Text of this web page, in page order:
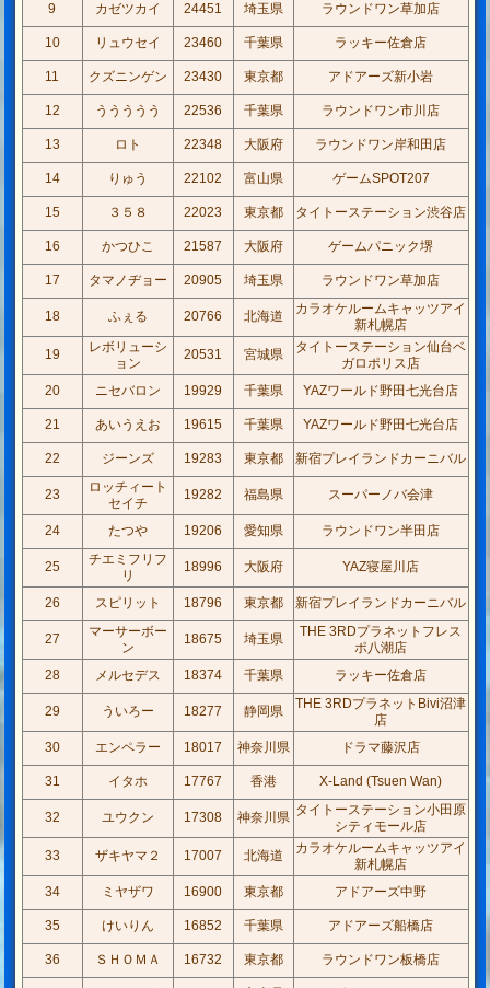
9
カゼツカイ 24451 埼玉県 ラウンドワン草加店
10 リュウセイ 23460 千葉県 ラッキー佐倉店
11 クズニンゲン 23430 東京都 アドアーズ新小岩
12 ううううう 22536 千葉県 ラウンドワン市川店
13 ロト 22348 大阪府 ラウンドワン岸和田店
14 りゅう 22102 富山県 ゲームSPOT207
15 ３５８ 22023 東京都 タイトーステーション渋谷店
16 かつひこ 21587 大阪府 ゲームパニック堺
17 タマノヂョー 20905 埼玉県 ラウンドワン草加店
18 ふぇる 20766 北海道
カラオケルームキャッツアイ
新札幌店
19
レボリューシ
ョン
20531 宮城県
タイトーステーション仙台ベ
ガロポリス店
20
ニセバロン 19929 千葉県 YAZワールド野田七光台店
21 あいうえお 19615 千葉県 YAZワールド野田七光台店
22 ジーンズ 19283 東京都 新宿プレイランドカーニバル
23
ロッチィート
セイチ
19282 福島県 スーパーノバ会津
24 たつや 19206 愛知県 ラウンドワン半田店
25
チエミフリフ
リ
18996 大阪府 YAZ寝屋川店
26 スピリット 18796 東京都 新宿プレイランドカーニバル
27
マーサーボー
ン
18675 埼玉県
THE 3RDプラネットフレス
ポ八潮店
28
メルセデス 18374 千葉県 ラッキー佐倉店
29 ういろー 18277 静岡県
THE 3RDプラネットBivi沼津
店
30
エンペラー 18017 神奈川県 ドラマ藤沢店
31 イタホ 17767 香港 X-Land (Tsuen Wan)
32 ユウクン 17308 神奈川県 タイトーステーション小田原
シティモール店
33
ザキヤマ２ 17007 北海道
カラオケルームキャッツアイ
新札幌店
34
ミヤザワ 16900 東京都 アドアーズ中野
35 けいりん 16852 千葉県 アドアーズ船橋店
36 ＳＨＯＭＡ 16732 東京都 ラウンドワン板橋店